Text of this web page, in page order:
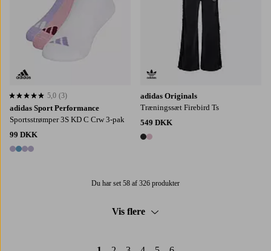
adidas Sport Performance
Sportsstrømper 3S KD C Crw 3-pak
99 DKK
4 farver
5,0 baseret på 3 bedømmelser
5,0 (3)
adidas Originals
Træningssæt Firebird Ts
549 DKK
2 farver
Du har set 58 af 326 produkter
Vis flere